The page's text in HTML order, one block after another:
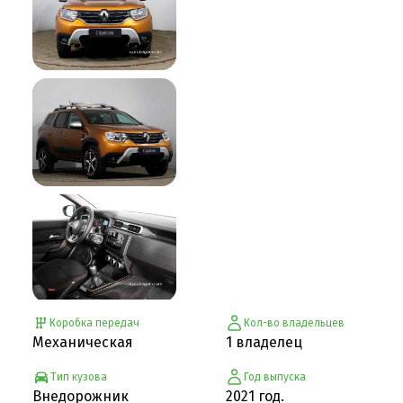
Коробка передач
Механическая
Тип кузова
Внедорожник
Кол-во владельцев
1 владелец
Год выпуска
2021 год.